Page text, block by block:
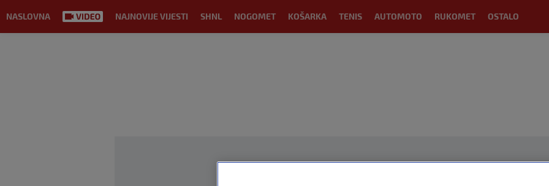
NASLOVNA NAJNOVIJE VIJESTI SHNL NOGOMET KOŠARKA TENIS AUTOMOTO RUKOMET OSTALO